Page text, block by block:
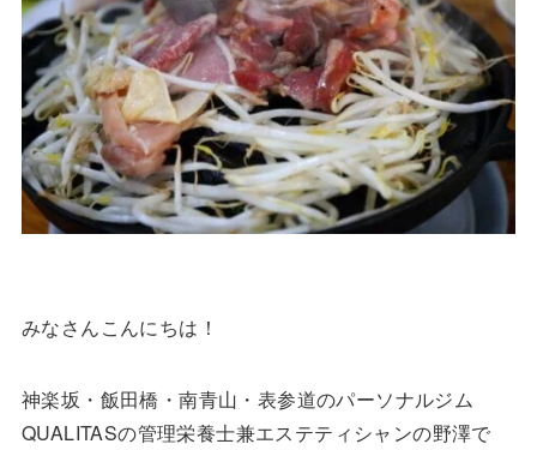
みなさんこんにちは！
神楽坂・飯田橋・南青山・表参道のパーソナルジム
QUALITASの管理栄養士兼エステティシャンの野澤で